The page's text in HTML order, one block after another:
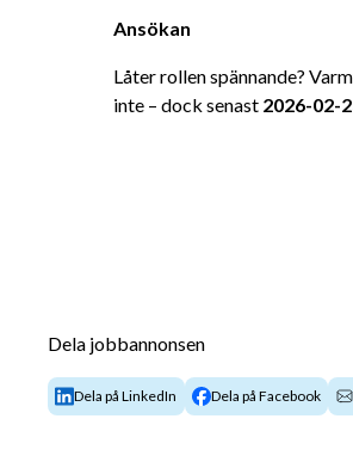
Ansökan
Låter rollen spännande?
inte – dock senast 2026-02-
Dela jobbannonsen
Dela på LinkedIn Dela på Facebook